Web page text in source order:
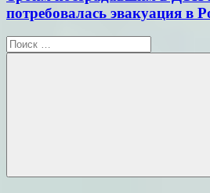
потребовалась эвакуация в
Поиск
для:
Поиск